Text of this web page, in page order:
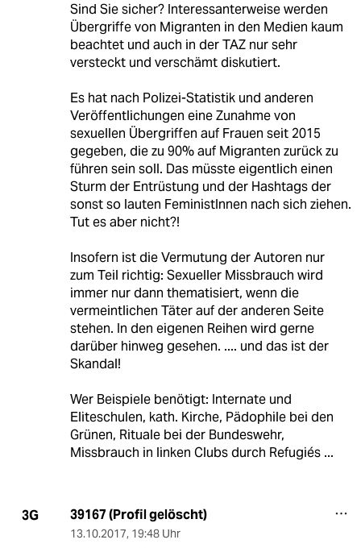
Sind Sie sicher? Interessanterweise werden
Übergriffe von Migranten in den Medien kaum
beachtet und auch in der TAZ nur sehr
versteckt und verschämt diskutiert.
Es hat nach Polizei-Statistik und anderen
Veröffentlichungen eine Zunahme von
sexuellen Übergriffen auf Frauen seit 2015
gegeben, die zu 90% auf Migranten zurück zu
führen sein soll. Das müsste eigentlich einen
Sturm der Entrüstung und der Hashtags der
sonst so lauten FeministInnen nach sich ziehen.
Tut es aber nicht?!
Insofern ist die Vermutung der Autoren nur
zum Teil richtig: Sexueller Missbrauch wird
immer nur dann thematisiert, wenn die
vermeintlichen Täter auf der anderen Seite
stehen. In den eigenen Reihen wird gerne
darüber hinweg gesehen. .... und das ist der
Skandal!
Wer Beispiele benötigt: Internate und
Eliteschulen, kath. Kirche, Pädophile bei den
Grünen, Rituale bei der Bundeswehr,
Missbrauch in linken Clubs durch Refugiés ...
3G 39167 (Profil gelöscht)
13.10.2017, 19:48 Uhr